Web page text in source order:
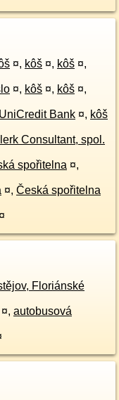
¤, kôš ¤, kôš ¤,
¤, kôš ¤, kôš ¤,
UniCredit Bank ¤, kôš
Consultant, spol.
spořitelna ¤,
¤, Česká spořitelna
¤
Floriánské
¤, autobusová